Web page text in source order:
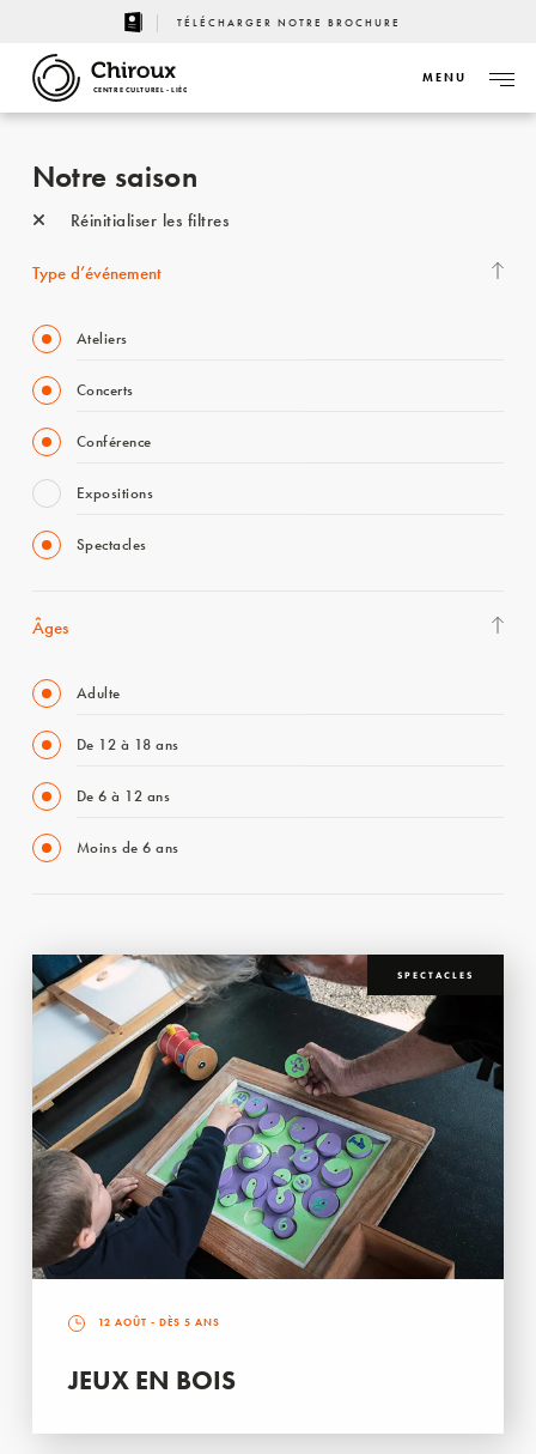
TÉLÉCHARGER NOTRE BROCHURE
CENTRE CULTUREL - LIÈGE
MENU
Notre saison
Réinitialiser les filtres
Type d’événement
Ateliers
Concerts
Conférence
Expositions
Spectacles
Âges
Adulte
De 12 à 18 ans
De 6 à 12 ans
Moins de 6 ans
SPECTACLES
12 AOÛT - DÈS 5 ANS
JEUX EN BOIS